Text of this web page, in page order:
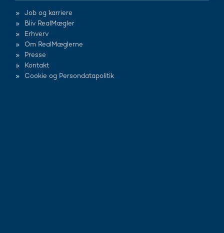
Job og karriere
Bliv RealMægler
Erhverv
Om RealMæglerne
Presse
Kontakt
Cookie og Persondatapolitik